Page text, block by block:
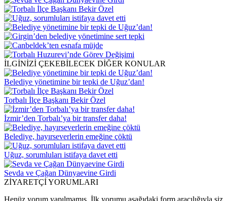
İLGİNİZİ ÇEKEBİLECEK DİĞER KONULAR
Belediye yönetimine bir tepki de Uğuz’dan!
Torbalı İlçe Başkanı Bekir Özel
İzmir’den Torbalı’ya bir transfer daha!
Belediye, hayırseverlerin emeğine çöktü
Uğuz, sorumluları istifaya davet etti
Sevda ve Çağan Dünyaevine Girdi
ZİYARETÇİ YORUMLARI
Henüz yorum yapılmamış. İlk yorumu aşağıdaki form aracılığıyla siz